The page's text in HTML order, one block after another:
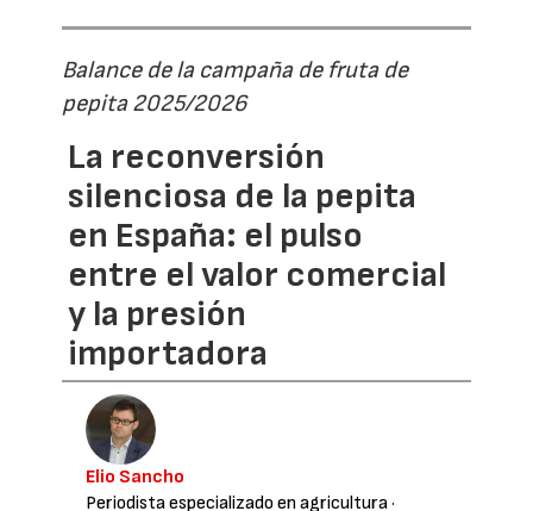
Balance de la campaña de fruta de
pepita 2025/2026
La reconversión
silenciosa de la pepita
en España: el pulso
entre el valor comercial
y la presión
importadora
Elio Sancho
Periodista especializado en agricultura·